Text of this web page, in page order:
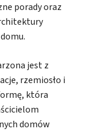
porady oraz
jest z
rzemiosło i
która
domów